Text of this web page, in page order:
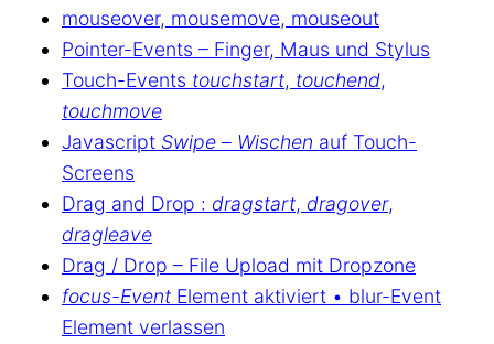
mouseover, mousemove, mouseout
Pointer-Events – Finger, Maus und Stylus
Touch-Events touchstart, touchend,
touchmove
Javascript Swipe – Wischen auf Touch-
Screens
Drag and Drop : dragstart, dragover,
dragleave
Drag / Drop – File Upload mit Dropzone
focus-Event Element aktiviert • blur-Event
Element verlassen